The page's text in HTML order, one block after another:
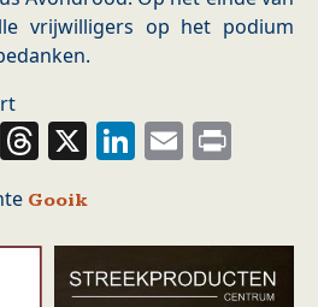
vrijwilligers op het podium
WhatsApp
Threads
X LinkedIn
Email
Gooik